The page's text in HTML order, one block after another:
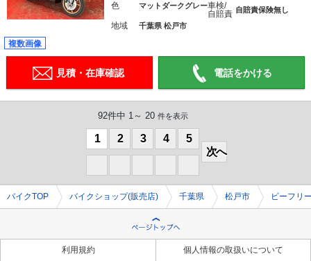
色 マットダークグレー車検/
自賠責 自賠責保険無し
地域 千葉県 松戸市
複数画像
見積・在庫確認 電話をかける
92件中 1～ 20 件を表示
1 2 3 4 5
次へ
バイクTOP バイクショップ(販売店) 千葉県 松戸市 ビーフリ
利用規約 個人情報の取扱いについて